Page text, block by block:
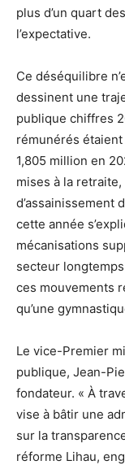
plus d’un quart
l’expectative.
Ce déséquilibre
dessinent une
publique chiffres
rémunérés
1,805 million en
mises à la
d’assainissement
cette année
mécanisations
secteur
ces mouvements
qu’une
Le vice-Premier
publique, Jean-
fondateur. « À
vise à bâtir une
sur la
réforme Lihau,